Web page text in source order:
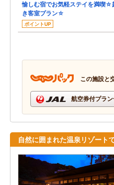
愉しむ宿でお気軽ステイを満喫☆
き客室プラン☆
ポイントUP
この施設と
航空券付プラ
自然に囲まれた温泉リゾート